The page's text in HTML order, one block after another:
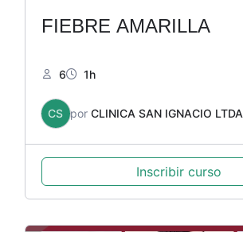
FIEBRE AMARILLA
6 1h
CS por CLINICA SAN IGNACIO LTDA
Inscribir curso